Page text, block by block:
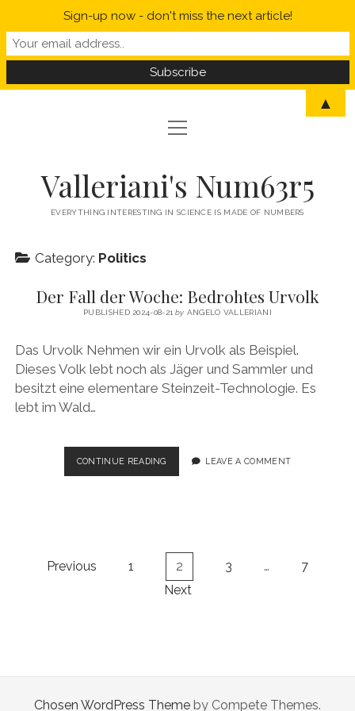
HOME
menu
PROBABILITY
SCIENCE
WELCOME TO VALLERIANI’S NUM63R5
open
menu
Valleriani's Num63r5
EVERYTHING INTERESTING IN SCIENCE IS MADE OF NUMBERS
Category: Politics
Der Fall der Woche: Bedrohtes Urvolk
PUBLISHED 2024-08-21by ANGELO VALLERIANI
Das Urvolk Nehmen wir ein Urvolk als Beispiel.
Dieses Volk lebt noch als Jäger und Sammler und
besitzt eine elementare Steinzeit-Technologie. Es
lebt im Wald…
CONTINUE READINGDER
FALL
LEAVE A COMMENT
PostsPrevious 1 2 3 …
7
Next
Chosen WordPress Theme by Compete Themes.
Sign-up now - don't miss the next article!
▲